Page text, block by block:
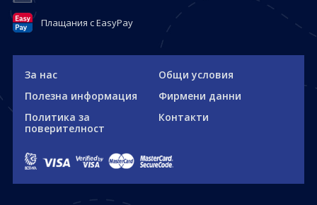
Плащания с EasyPay
За нас
Общи условия
Полезна информация
Фирмени данни
Политика за
поверителност
Контакти